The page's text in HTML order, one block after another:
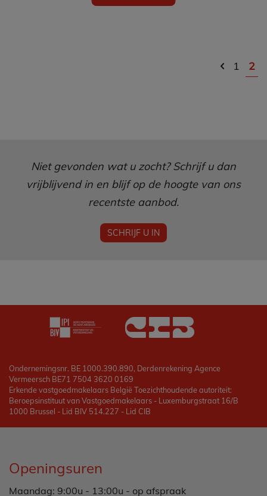
1 2
Niet gevonden wat u zocht? Schrijf u dan
vrijblijvend in en blijf op de hoogte van ons
recentste aanbod.
SCHRIJF U IN
Ondernemingsnr. BE 1000.390.890, Derdenrekening Agence
Vermeersch BE71 7504 3620 0169
Erkende vastgoedmakelaars België Toezichthoudende autoriteit:
Beroepsinstituut van Vastgoedmakelaars - Luxemburgstraat 16/B
1000 Brussel - Lid BIV 514.227 - Lid CIB
Openingsuren
Maandag: 9:00u - 13:00u - op afspraak